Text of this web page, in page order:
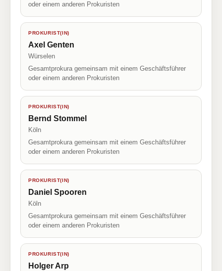
oder einem anderen Prokuristen
PROKURIST(IN)
Axel Genten
Würselen
Gesamtprokura gemeinsam mit einem Geschäftsführer
oder einem anderen Prokuristen
PROKURIST(IN)
Bernd Stommel
Köln
Gesamtprokura gemeinsam mit einem Geschäftsführer
oder einem anderen Prokuristen
PROKURIST(IN)
Daniel Spooren
Köln
Gesamtprokura gemeinsam mit einem Geschäftsführer
oder einem anderen Prokuristen
PROKURIST(IN)
Holger Arp